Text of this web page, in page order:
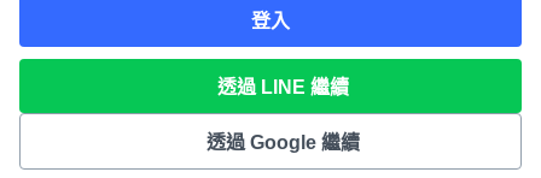
登入
透過 LINE 繼續
透過 Google 繼續